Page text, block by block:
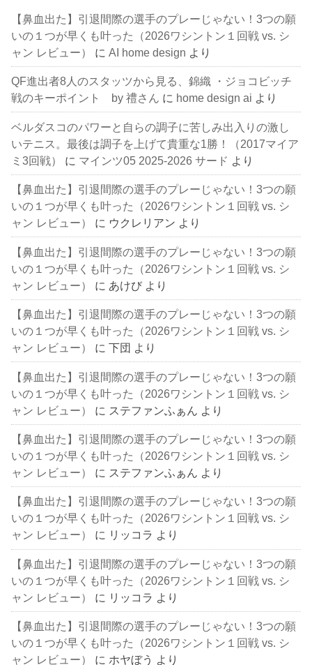
【鼻血出た】引退間際の選手のプレーじゃない！3つの願
いの１つが早くも叶った（2026ワシントン１回戦 vs. シ
ャン レビュー）
にAI home design より
QF進出者8人のスタッツから見る、錦織 ・ジョコビッチ
戦のキーポイント by 禮さん に home design ai より
ベルダスコのパワーと自らの調子に苦しみ出入りの激し
いテニス。最後は調子を上げて貴重な1勝！（2017マイア
ミ3回戦）
に マインツ05 2025-2026 サード より
【鼻血出た】引退間際の選手のプレーじゃない！3つの願
いの１つが早くも叶った（2026ワシントン１回戦 vs. シ
ャン レビュー）
に ウクレリアン より
【鼻血出た】引退間際の選手のプレーじゃない！3つの願
いの１つが早くも叶った（2026ワシントン１回戦 vs. シ
ャン レビュー）
に あけび より
【鼻血出た】引退間際の選手のプレーじゃない！3つの願
いの１つが早くも叶った（2026ワシントン１回戦 vs. シ
ャン レビュー）
に下団 より
【鼻血出た】引退間際の選手のプレーじゃない！3つの願
いの１つが早くも叶った（2026ワシントン１回戦 vs. シ
ャン レビュー）
に ステファンふぁん より
【鼻血出た】引退間際の選手のプレーじゃない！3つの願
いの１つが早くも叶った（2026ワシントン１回戦 vs. シ
ャン レビュー）
に ステファンふぁん より
【鼻血出た】引退間際の選手のプレーじゃない！3つの願
いの１つが早くも叶った（2026ワシントン１回戦 vs. シ
ャン レビュー）
に リッコラ より
【鼻血出た】引退間際の選手のプレーじゃない！3つの願
いの１つが早くも叶った（2026ワシントン１回戦 vs. シ
ャン レビュー）
に リッコラ より
【鼻血出た】引退間際の選手のプレーじゃない！3つの願
いの１つが早くも叶った（2026ワシントン１回戦 vs. シ
ャン レビュー）
に ホヤぼう より